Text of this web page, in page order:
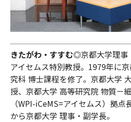
きたがわ・すすむ◎京都大学理事
アイセムス特別教授。1979年に
究科 博士課程を修了。京都大学
授、京都大学 高等研究院 物質－
（WPI-iCeMS=アイセムス）拠
から京都大学 理事・副学長。